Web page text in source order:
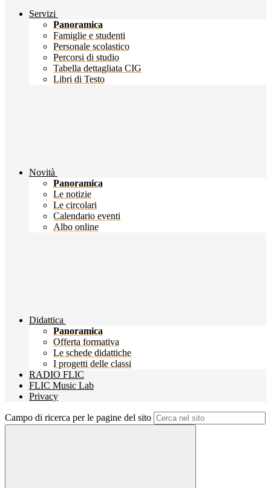
Servizi
Panoramica
Famiglie e studenti
Personale scolastico
Percorsi di studio
Tabella dettagliata CIG
Libri di Testo
Novità
Panoramica
Le notizie
Le circolari
Calendario eventi
Albo online
Didattica
Panoramica
Offerta formativa
Le schede didattiche
I progetti delle classi
RADIO FLIC
FLIC Music Lab
Privacy
Campo di ricerca per le pagine del sito